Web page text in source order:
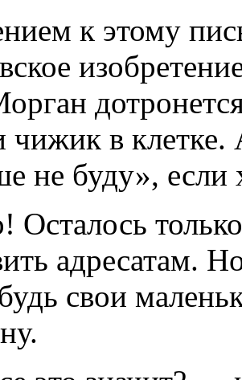
к этому
чижик в
не буду», если
Осталось
адресатам.
свои